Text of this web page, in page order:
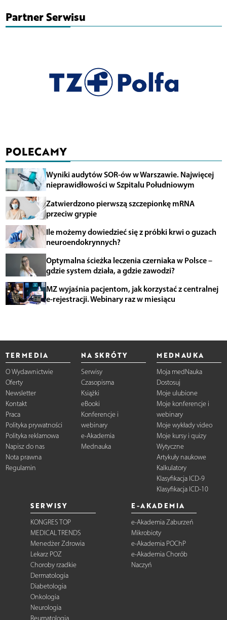
Partner Serwisu
POLECAMY
Wyniki audytów SOR-ów w Warszawie. Najwięcej
nieprawidłowości w Szpitalu Południowym
Zatwierdzono pierwszą szczepionkę mRNA
przeciw grypie
Ile możemy dowiedzieć się z próbki krwi o guzach
neuroendokrynnych?
Optymalna ścieżka leczenia czerniaka w Polsce –
gdzie system działa, a gdzie zawodzi?
MZ wyjaśnia pacjentom, jak korzystać z centralnej
e-rejestracji. Webinary raz w miesiącu
TERMEDIA
O Wydawnictwie
Oferty
Newsletter
Kontakt
Praca
Polityka prywatności
Polityka reklamowa
Napisz do nas
Nota prawna
Regulamin
NA SKRÓTY
Serwisy
Czasopisma
Książki
eBooki
Konferencje i
webinary
e-Akademia
Mednauka
MEDNAUKA
Moja medNauka
Dostosuj
Moje ulubione
Moje konferencje i
webinary
Moje wykłady video
Moje kursy i quizy
Wytyczne
Artykuły naukowe
Kalkulatory
Klasyfikacja ICD-9
Klasyfikacja ICD-10
SERWISY
KONGRES TOP
MEDICAL TRENDS
Menedżer Zdrowia
Lekarz POZ
Choroby rzadkie
Dermatologia
Diabetologia
Onkologia
Neurologia
E-AKADEMIA
e-Akademia Zaburzeń
Mikrobioty
e-Akademia POChP
e-Akademia Chorób
Naczyń